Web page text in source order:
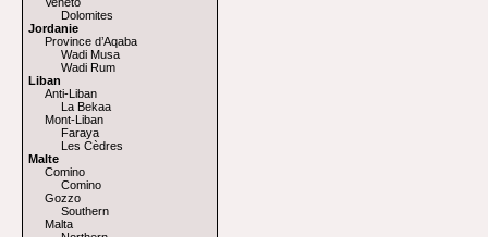
Dolomites
Jordanie
Province d’Aqaba
Wadi Musa
Wadi Rum
Liban
Anti-Liban
La Bekaa
Mont-Liban
Faraya
Les Cèdres
Malte
Comino
Comino
Gozzo
Southern
Malta